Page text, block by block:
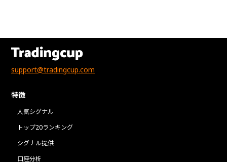
support@tradingcup.com
特徴
人気シグナル
トップ20ランキング
シグナル提供
口座分析